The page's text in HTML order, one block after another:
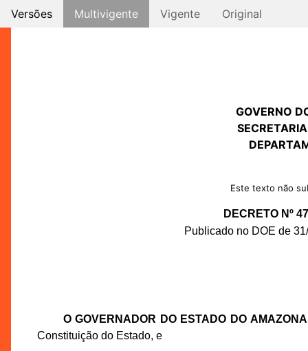
Versões Multivigente Vigente Original
GOVERNO
Este texto não
DECRETO Nº
Publicado no DOE de
O GOVERNADOR DO ESTADO DO
Constituição do Estado, e